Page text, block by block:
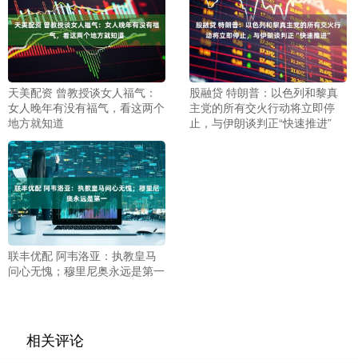
天美配资 曾教授谈女人福气：
女人晚年有没有福气，看这两个
地方就知道
股融贷 特朗普：以色列和黎真
主党的所有交火行动将立即停
止，与伊朗谈判正“快速推进”
联丰优配 阿韦洛亚：执教皇马
问心无愧；穆里尼奥永远是第一
相关评论